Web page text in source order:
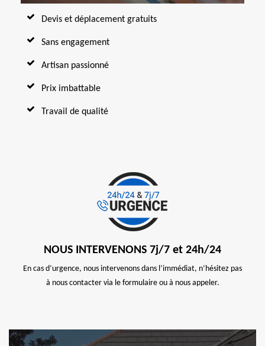
Devis et déplacement gratuits
Sans engagement
Artisan passionné
Prix imbattable
Travail de qualité
NOUS INTERVENONS 7j/7 et 24h/24
En cas d’urgence, nous intervenons dans l’immédiat, n’hésitez pas
à nous contacter via le formulaire ou à nous appeler.